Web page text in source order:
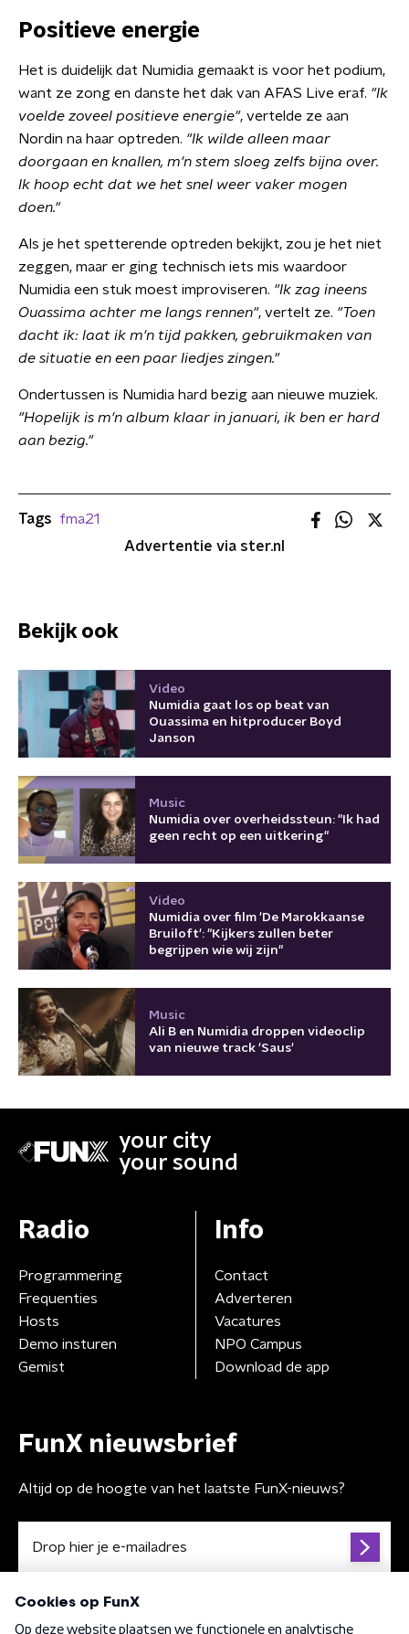
Positieve energie
Het is duidelijk dat Numidia gemaakt is voor het podium,
want ze zong en danste het dak van AFAS Live eraf. "Ik
voelde zoveel positieve energie", vertelde ze aan
Nordin na haar optreden. "Ik wilde alleen maar
doorgaan en knallen, m'n stem sloeg zelfs bijna over.
Ik hoop echt dat we het snel weer vaker mogen
doen."
Als je het spetterende optreden bekijkt, zou je het niet
zeggen, maar er ging technisch iets mis waardoor
Numidia een stuk moest improviseren. "Ik zag ineens
Ouassima achter me langs rennen", vertelt ze. "Toen
dacht ik: laat ik m'n tijd pakken, gebruikmaken van
de situatie en een paar liedjes zingen."
Ondertussen is Numidia hard bezig aan nieuwe muziek.
"Hopelijk is m'n album klaar in januari, ik ben er hard
aan bezig."
Tags
fma21
Advertentie via ster.nl
Bekijk ook
Video
Numidia gaat los op beat van
Ouassima en hitproducer Boyd
Janson
Music
Numidia over overheidssteun: "Ik had
geen recht op een uitkering"
Video
Numidia over film 'De Marokkaanse
Bruiloft': "Kijkers zullen beter
begrijpen wie wij zijn"
Music
Ali B en Numidia droppen videoclip
van nieuwe track 'Saus'
your city
your sound
Radio
Programmering
Frequenties
Hosts
Demo insturen
Gemist
Info
Contact
Adverteren
Vacatures
NPO Campus
Download de app
FunX nieuwsbrief
Altijd op de hoogte van het laatste FunX-nieuws?